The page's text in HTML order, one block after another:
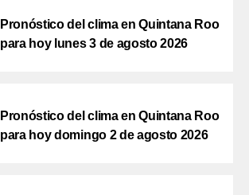
Pronóstico del clima en Quintana Roo
para hoy lunes 3 de agosto 2026
Pronóstico del clima en Quintana Roo
para hoy domingo 2 de agosto 2026